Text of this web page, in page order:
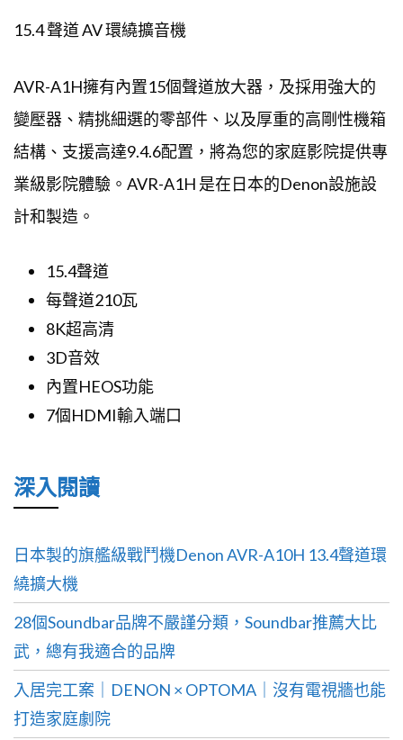
15.4 聲道 AV 環繞擴音機
AVR-A1H擁有內置15個聲道放大器，及採用強大的
變壓器、精挑細選的零部件、以及厚重的高剛性機箱
結構、支援高達9.4.6配置，將為您的家庭影院提供專
業級影院體驗。AVR-A1H 是在日本的Denon設施設
計和製造。
15.4聲道
每聲道210瓦
8K超高清
3D音效
內置HEOS功能
7個HDMI輸入端口
深入閱讀
日本製的旗艦級戰鬥機Denon AVR-A10H 13.4聲道環
繞擴大機
28個Soundbar品牌不嚴謹分類，Soundbar推薦大比
武，總有我適合的品牌
入居完工案｜DENON × OPTOMA｜沒有電視牆也能
打造家庭劇院